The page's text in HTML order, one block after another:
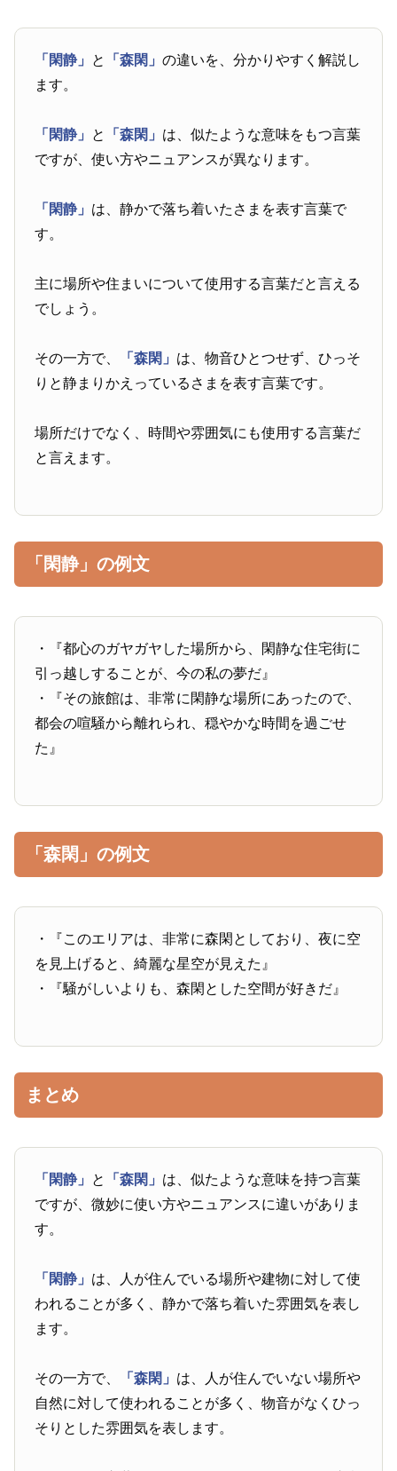
「閑静」 と 「森閑」の違いを、分かりやすく解説し
ます。
「閑静」 と 「森閑」 は、似たような意味をもつ言葉
ですが、使い方やニュアンスが異なります。
「閑静」 は、静かで落ち着いたさまを表す言葉で
す。
主に場所や住まいについて使用する言葉だと言える
でしょう。
その一方で、 「森閑」 は、物音ひとつせず、ひっそ
りと静まりかえっているさまを表す言葉です。
場所だけでなく、時間や雰囲気にも使用する言葉だ
と言えます。
「閑静」の例文
・『都心のガヤガヤした場所から、閑静な住宅街に
引っ越しすることが、今の私の夢だ』
・『その旅館は、非常に閑静な場所にあったので、
都会の喧騒から離れられ、穏やかな時間を過ごせ
た』
「森閑」の例文
・『このエリアは、非常に森閑としており、夜に空
を見上げると、綺麗な星空が見えた』
・『騒がしいよりも、森閑とした空間が好きだ』
まとめ
「閑静」 と 「森閑」 は、似たような意味を持つ言葉
ですが、微妙に使い方やニュアンスに違いがありま
す。
「閑静」 は、人が住んでいる場所や建物に対して使
われることが多く、静かで落ち着いた雰囲気を表し
ます。
その一方で、 「森閑」 は、人が住んでいない場所や
自然に対して使われることが多く、物音がなくひっ
そりとした雰囲気を表します。